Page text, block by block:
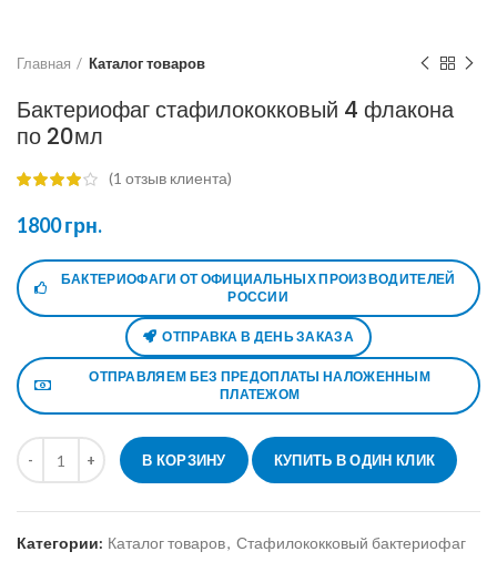
Главная Каталог товаров
Бактериофаг стафилококковый 4 флакона
по 20мл
(1 отзыв клиента)
1800грн.
БАКТЕРИОФАГИ ОТ ОФИЦИАЛЬНЫХ ПРОИЗВОДИТЕЛЕЙ
РОССИИ
ОТПРАВКА В ДЕНЬ ЗАКАЗА
ОТПРАВЛЯЕМ БЕЗ ПРЕДОПЛАТЫ НАЛОЖЕННЫМ
ПЛАТЕЖОМ
В КОРЗИНУ КУПИТЬ В ОДИН КЛИК
Категории: Каталог товаров, Стафилококковый бактериофаг